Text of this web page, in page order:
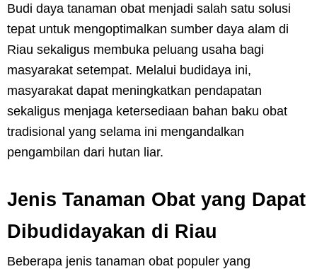
Budi daya tanaman obat menjadi salah satu solusi
tepat untuk mengoptimalkan sumber daya alam di
Riau sekaligus membuka peluang usaha bagi
masyarakat setempat. Melalui budidaya ini,
masyarakat dapat meningkatkan pendapatan
sekaligus menjaga ketersediaan bahan baku obat
tradisional yang selama ini mengandalkan
pengambilan dari hutan liar.
Jenis Tanaman Obat yang Dapat
Dibudidayakan di Riau
Beberapa jenis tanaman obat populer yang